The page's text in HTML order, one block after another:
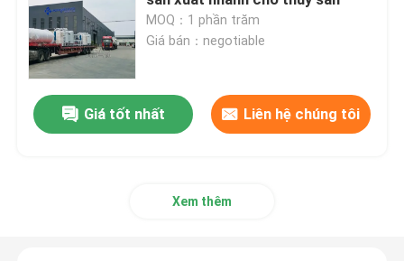
Máy tạo nitơ màng
Máy tạo oxy y tế PSA
MOQ：1 phần trăm
Giá bán：negotiable
Giá tốt nhất Liên hệ chúng tôi
Xem thêm